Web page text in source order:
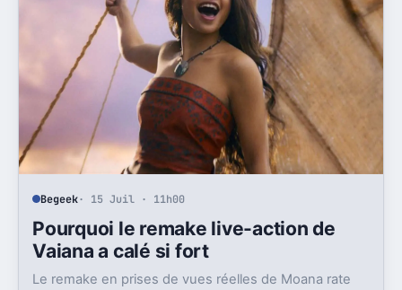
Begeek· 15 Juil · 11h00
Pourquoi le remake live-action de
Vaiana a calé si fort
Le remake en prises de vues réelles de Moana rate